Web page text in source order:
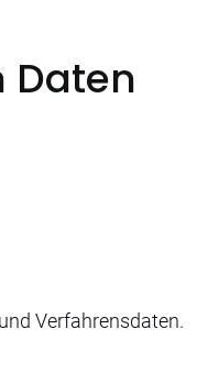
Daten
Verfahrensdaten.